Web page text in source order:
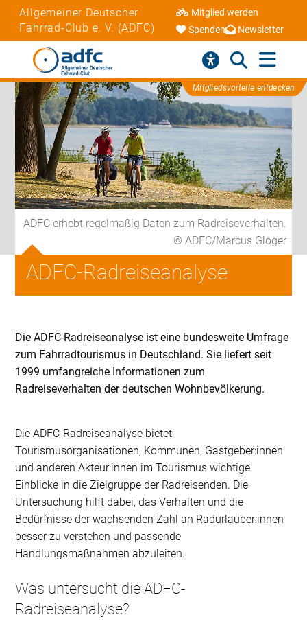
Allgemeiner Deutscher
Fahrrad-Club e. V. (ADFC)
Mitglied werden
Spenden
Newsletter
Mitgliedsvorteile entdecken
ADFC erhebt regelmäßig Daten zum Radreiseverhalten.
© ADFC/Marcus Gloger
ADFC-Radreiseanalyse
Die ADFC-Radreiseanalyse ist eine bundesweite Umfrage
zum Fahrradtourismus in Deutschland. Sie liefert seit
1999 umfangreiche Informationen zum
Radreiseverhalten der deutschen Wohnbevölkerung.
Die ADFC-Radreiseanalyse bietet
Tourismusorganisationen, Kommunen, Gastgeber:innen
und anderen Akteur:innen im Tourismus wichtige
Einblicke in die Zielgruppe der Radreisenden. Die
Untersuchung hilft dabei, das Verhalten und die
Bedürfnisse der wachsenden Zahl an Radurlauber:innen
besser zu verstehen und passende
Handlungsmaßnahmen abzuleiten.
Was untersucht die ADFC-
Radreiseanalyse?